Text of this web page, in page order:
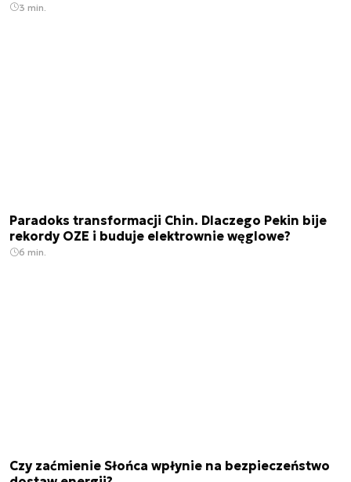
3 min.
Paradoks transformacji Chin. Dlaczego Pekin bije
rekordy OZE i buduje elektrownie węglowe?
6 min.
Czy zaćmienie Słońca wpłynie na bezpieczeństwo